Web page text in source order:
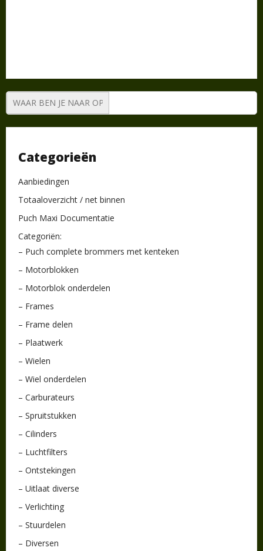
Categorieën
Aanbiedingen
Totaaloverzicht / net binnen
Puch Maxi Documentatie
Categoriën:
– Puch complete brommers met kenteken
– Motorblokken
– Motorblok onderdelen
– Frames
– Frame delen
– Plaatwerk
– Wielen
– Wiel onderdelen
– Carburateurs
– Spruitstukken
– Cilinders
– Luchtfilters
– Ontstekingen
– Uitlaat diverse
– Verlichting
– Stuurdelen
– Diversen